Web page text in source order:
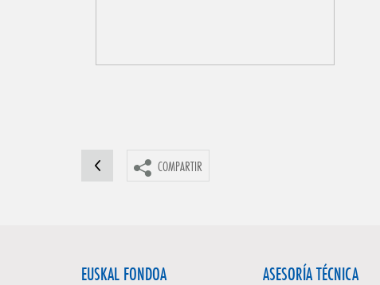
COMPARTIR
EUSKAL FONDOA ASESORÍA TÉCNICA